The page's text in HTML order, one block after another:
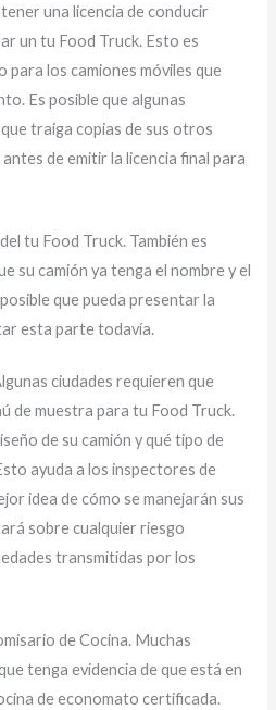
una licencia de conducir
un tu Food Truck. Esto es
para los camiones móviles que
Es posible que algunas
traiga copias de sus otros
de emitir la licencia final para
tu Food Truck. También es
su camión ya tenga el nombre y el
que pueda presentar la
esta parte todavía.
ciudades requieren que
de muestra para tu Food Truck.
de su camión y qué tipo de
ayuda a los inspectores de
idea de cómo se manejarán sus
sobre cualquier riesgo
transmitidas por los
de Cocina. Muchas
tenga evidencia de que está en
de economato certificada.